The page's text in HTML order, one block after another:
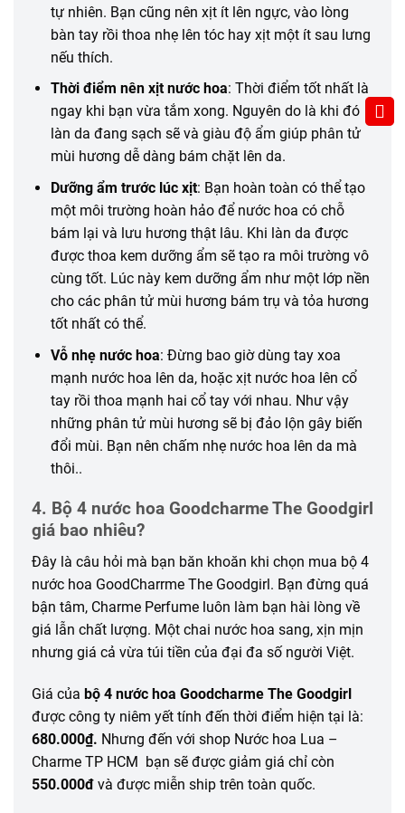
tự nhiên. Bạn cũng nên xịt ít lên ngực, vào lòng
bàn tay rồi thoa nhẹ lên tóc hay xịt một ít sau lưng
nếu thích.
Thời điểm nên xịt nước hoa: Thời điểm tốt nhất là
ngay khi bạn vừa tắm xong. Nguyên do là khi đó
làn da đang sạch sẽ và giàu độ ẩm giúp phân tử
mùi hương dễ dàng bám chặt lên da.
Dưỡng ẩm trước lúc xịt: Bạn hoàn toàn có thể tạo
một môi trường hoàn hảo để nước hoa có chỗ
bám lại và lưu hương thật lâu. Khi làn da được
được thoa kem dưỡng ẩm sẽ tạo ra môi trường vô
cùng tốt. Lúc này kem dưỡng ẩm như một lớp nền
cho các phân tử mùi hương bám trụ và tỏa hương
tốt nhất có thể.
Vỗ nhẹ nước hoa: Đừng bao giờ dùng tay xoa
mạnh nước hoa lên da, hoặc xịt nước hoa lên cổ
tay rồi thoa mạnh hai cổ tay với nhau. Như vậy
những phân tử mùi hương sẽ bị đảo lộn gây biến
đổi mùi. Bạn nên chấm nhẹ nước hoa lên da mà
thôi..
4. Bộ 4 nước hoa Goodcharme The Goodgirl
giá bao nhiêu?
Đây là câu hỏi mà bạn băn khoăn khi chọn mua bộ 4
nước hoa GoodCharrme The Goodgirl. Bạn đừng quá
bận tâm, Charme Perfume luôn làm bạn hài lòng về
giá lẫn chất lượng. Một chai nước hoa sang, xịn mịn
nhưng giá cả vừa túi tiền của đại đa số người Việt.
Giá của bộ 4 nước hoa Goodcharme The Goodgirl
được công ty niêm yết tính đến thời điểm hiện tại là:
680.000₫. Nhưng đến với shop Nước hoa Lua –
Charme TP HCM bạn sẽ được giảm giá chỉ còn
550.000đ và được miễn ship trên toàn quốc.